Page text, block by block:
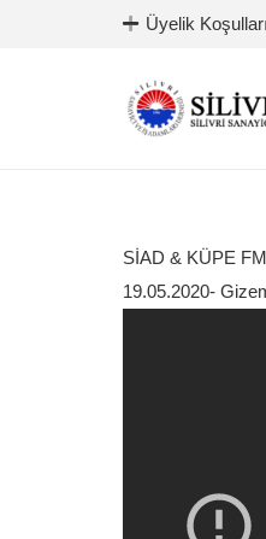
Üyelik Koşulları
SİAD & KÜPE
19.05.2020-